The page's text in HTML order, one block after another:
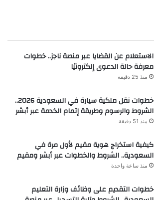
الاستعلام عن القضايا عبر منصة ناجز.. خطوات
معرفة حالة الدعوى إلكترونيًا
منذ 25 دقيقة
خطوات نقل ملكية سيارة في السعودية 2026..
الشروط والرسوم وطريقة إتمام الخدمة عبر أبشر
منذ 51 دقيقة
كيفية استخراج هوية مقيم لأول مرة في
السعودية.. الشروط والخطوات عبر أبشر ومقيم
منذ ساعة واحدة
خطوات التقديم على وظائف وزارة التعليم